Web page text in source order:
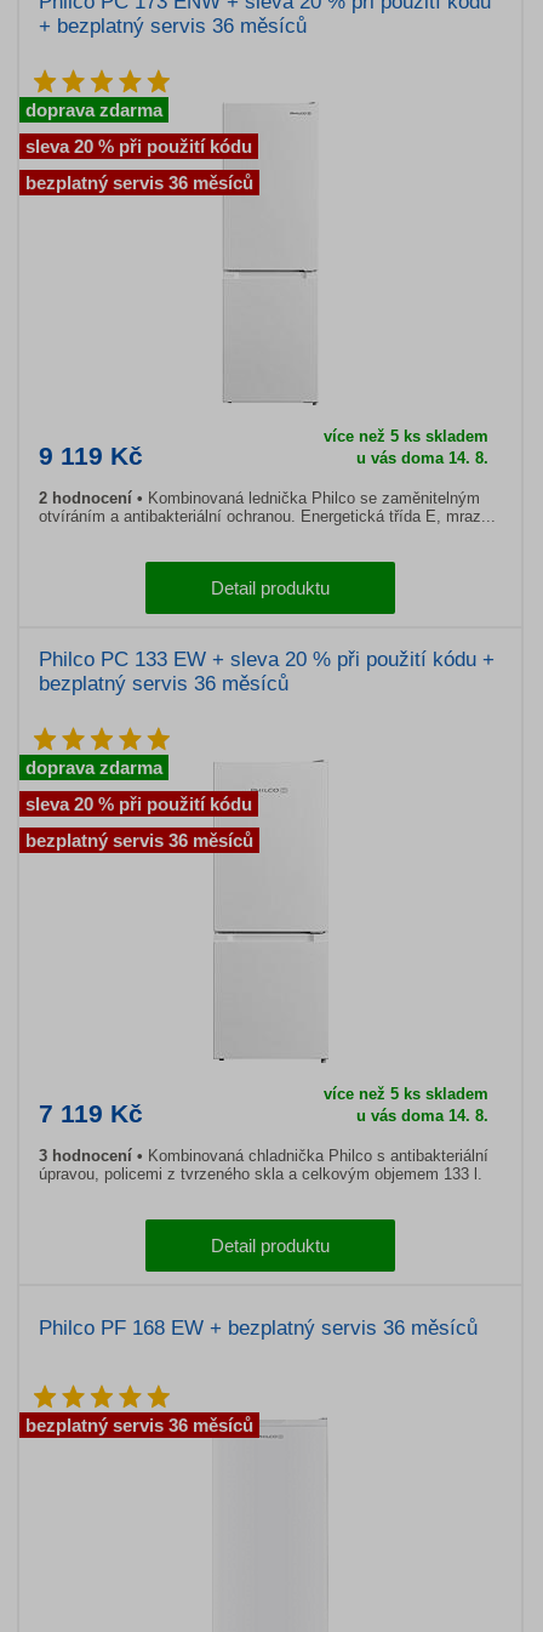
+ bezplatný servis 36 měsíců
9 119 Kč
více než 5 ks skladem
u vás doma 14. 8.
2 hodnocení
Kombinovaná lednička Philco se zaměnitelným
otvíráním a antibakteriální ochranou. Energetická třída E, mraz...
Detail produktu
doprava zdarma
sleva 20 % při použití kódu
bezplatný servis 36 měsíců
Philco PC 133 EW + sleva 20 % při použití kódu +
bezplatný servis 36 měsíců
7 119 Kč
více než 5 ks skladem
u vás doma 14. 8.
3 hodnocení
Kombinovaná chladnička Philco s antibakteriální
úpravou, policemi z tvrzeného skla a celkovým objemem 133 l.
Detail produktu
doprava zdarma
sleva 20 % při použití kódu
bezplatný servis 36 měsíců
Philco PF 168 EW + bezplatný servis 36 měsíců
bezplatný servis 36 měsíců